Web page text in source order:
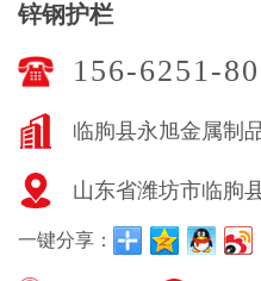
锌钢护栏
156-6251-
临朐县永旭金属制
山东省潍坊市临朐
一键分享：